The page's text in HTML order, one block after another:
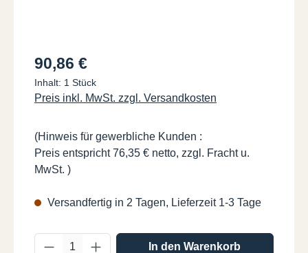
Regulärer Preis:
90,86 €
Inhalt: 1 Stück
Preis inkl. MwSt. zzgl. Versandkosten
(Hinweis für gewerbliche Kunden :
Preis entspricht 76,35 € netto, zzgl. Fracht u.
MwSt. )
Versandfertig in 2 Tagen, Lieferzeit 1-3 Tage
Produkt Anzahl: Gib den gewünschten
In den Warenkorb